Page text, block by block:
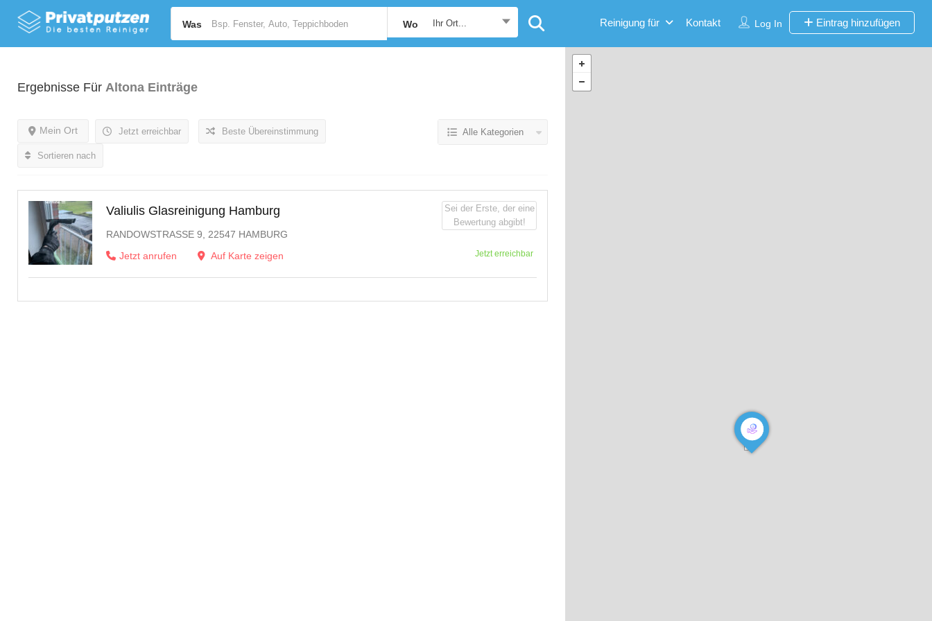
Was Wo Ihr Ort... Log In Eintrag hinzufügen
Reinigung für Kontakt
Ergebnisse Für Altona Einträge
Jetzt erreichbar
Mein Ort Beste Übereinstimmung
Sortieren nach
Alle Kategorien
Valiulis Glasreinigung Hamburg
RANDOWSTRASSE 9, 22547 HAMBURG
Jetzt anrufen
Auf Karte zeigen Jetzt erreichbar
Sei der Erste, der eine
Bewertung abgibt!